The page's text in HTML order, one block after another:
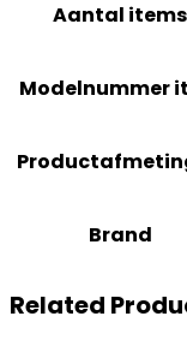
Aantal items
Modelnummer
Brand
Related